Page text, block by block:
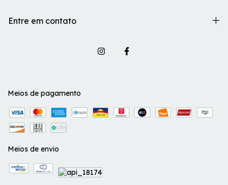
Entre em contato
Meios de pagamento
Meios de envio